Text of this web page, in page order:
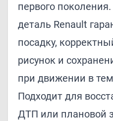
первого
деталь Renault
посадку,
рисунок и
при движении в
Подходит для
ДТП или плановой